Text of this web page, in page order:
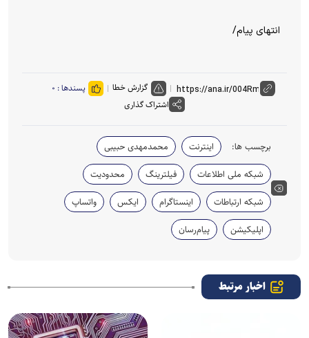
انتهای پیام/
گزارش خطا پسندها : ۰
اشتراک گذاری
برچسب ها: اینترنت
محمدمهدی حبیبی
شبکه ملی اطلاعات
فیلترینگ
محدودیت
شبکه ارتباطات
اینستاگرام ایکس
واتساپ
اپلیکیشن
پیام‌رسان
اخبار مرتبط